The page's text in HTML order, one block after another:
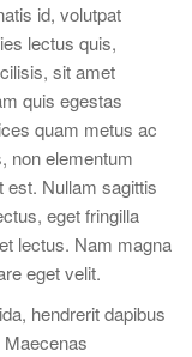
id, volutpat
lectus quis,
sit amet
quis egestas
quam metus ac
non elementum
est. Nullam sagittis
eget fringilla
lectus. Nam magna
eget velit.
hendrerit dapibus